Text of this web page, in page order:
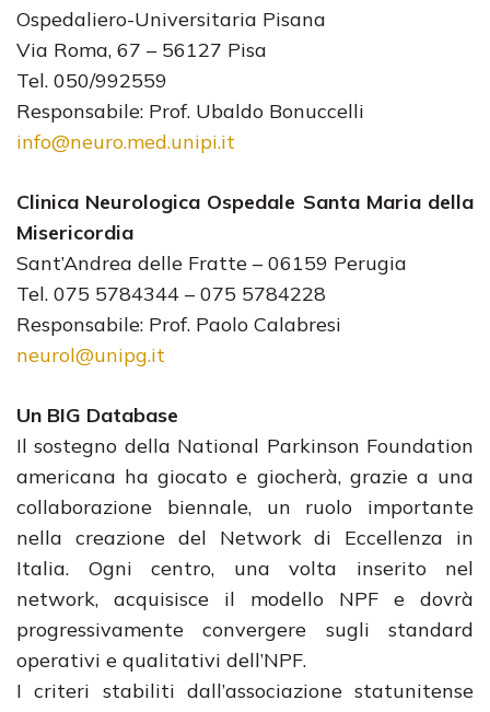
Ospedaliero-Universitaria Pisana
Via Roma, 67 – 56127 Pisa
Tel. 050/992559
Responsabile: Prof. Ubaldo Bonuccelli
info@neuro.med.unipi.it
Clinica Neurologica Ospedale Santa Maria della
Misericordia
Sant’Andrea delle Fratte – 06159 Perugia
Tel. 075 5784344 – 075 5784228
Responsabile: Prof. Paolo Calabresi
neurol@unipg.it
Un BIG Database
Il sostegno della National Parkinson Foundation
americana ha giocato e giocherà, grazie a una
collaborazione biennale, un ruolo importante
nella creazione del Network di Eccellenza in
Italia. Ogni centro, una volta inserito nel
network, acquisisce il modello NPF e dovrà
progressivamente convergere sugli standard
operativi e qualitativi dell’NPF.
I criteri stabiliti dall’associazione statunitense